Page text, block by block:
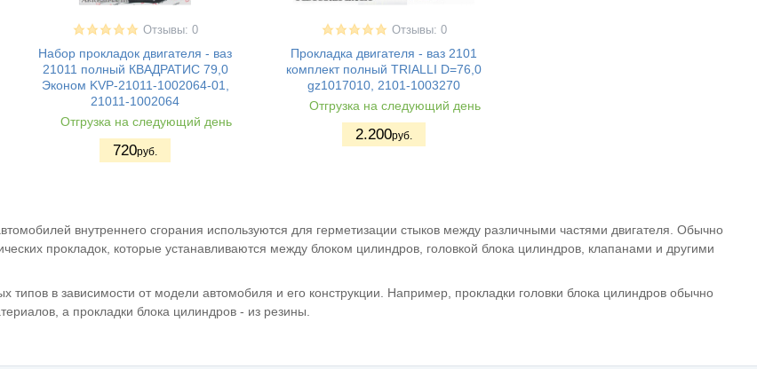
Отзывы: 0
Набор прокладок двигателя - ваз
21011 полный КВАДРАТИС 79,0
Эконом KVP-21011-1002064-01,
21011-1002064
Отгрузка на следующий день
720руб.
Отзывы: 0
Прокладка двигателя - ваз 2101
комплект полный TRIALLI D=76,0
gz1017010, 2101-1003270
Отгрузка на следующий день
2.200руб.
внутреннего сгорания используются для герметизации стыков между различными частями двигателя. Обычно
прокладок, которые устанавливаются между блоком цилиндров, головкой блока цилиндров, клапанами и другими
типов в зависимости от модели автомобиля и его конструкции. Например, прокладки головки блока цилиндров обычно
а прокладки блока цилиндров - из резины.